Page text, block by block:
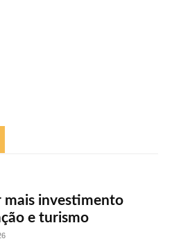
mais investimento
e turismo